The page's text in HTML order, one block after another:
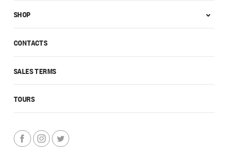
CONTACTS
SALES TERMS
TOURS
SHOP